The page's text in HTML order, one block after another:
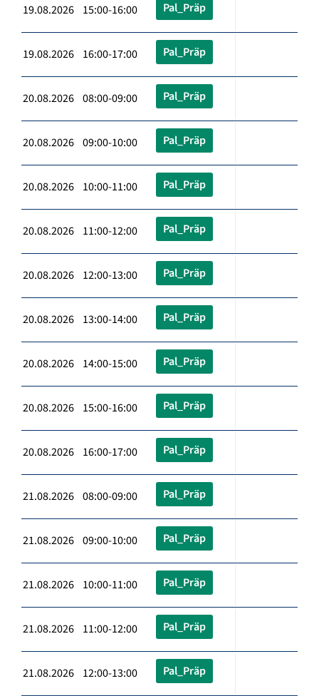
19.08.2026 15:00-16:00 Pal_Präp
19.08.2026 16:00-17:00 Pal_Präp
20.08.2026 08:00-09:00 Pal_Präp
20.08.2026 09:00-10:00 Pal_Präp
20.08.2026 10:00-11:00 Pal_Präp
20.08.2026 11:00-12:00 Pal_Präp
20.08.2026 12:00-13:00 Pal_Präp
20.08.2026 13:00-14:00 Pal_Präp
20.08.2026 14:00-15:00 Pal_Präp
20.08.2026 15:00-16:00 Pal_Präp
20.08.2026 16:00-17:00 Pal_Präp
21.08.2026 08:00-09:00 Pal_Präp
21.08.2026 09:00-10:00 Pal_Präp
21.08.2026 10:00-11:00 Pal_Präp
21.08.2026 11:00-12:00 Pal_Präp
21.08.2026 12:00-13:00 Pal_Präp